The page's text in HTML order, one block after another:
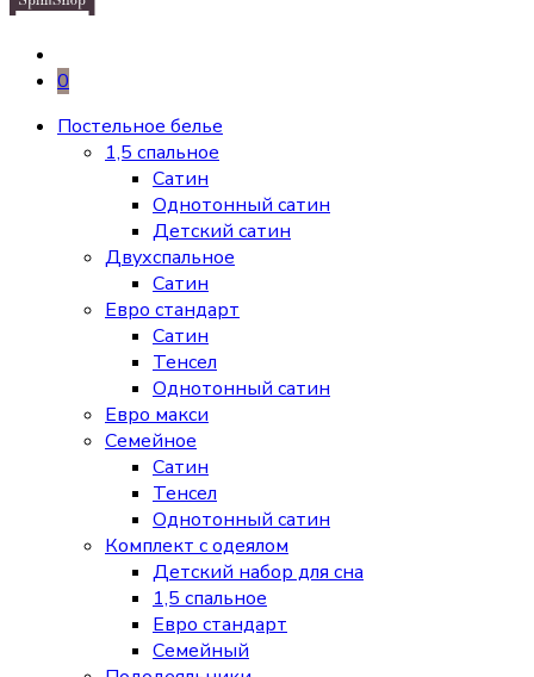
0
Постельное белье
1,5 спальное
Сатин
Однотонный сатин
Детский сатин
Двухспальное
Сатин
Евро стандарт
Сатин
Тенсел
Однотонный сатин
Евро макси
Семейное
Сатин
Тенсел
Однотонный сатин
Комплект с одеялом
Детский набор для сна
1,5 спальное
Евро стандарт
Семейный